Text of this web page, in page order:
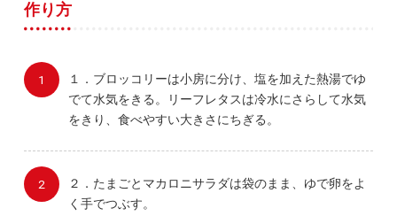
作り方
１．ブロッコリーは小房に分け、塩を加えた熱湯でゆ
でて水気をきる。リーフレタスは冷水にさらして水気
をきり、食べやすい大きさにちぎる。
２．たまごとマカロニサラダは袋のまま、ゆで卵をよ
く手でつぶす。